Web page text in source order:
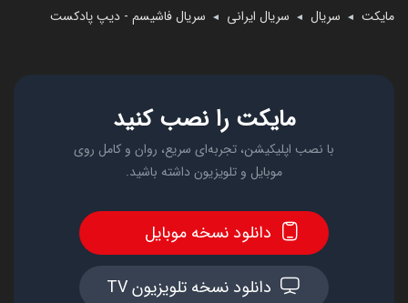
مایکت ◄ سریال ◄ سریال ایرانی ◄ سریال فاشیسم - دیپ پادکست
مایکت را نصب کنید
با نصب اپلیکیشن، تجربه‌ای سریع، روان و کامل روی
موبایل و تلویزیون داشته باشید.
دانلود نسخه موبایل
دانلود نسخه تلویزیون TV